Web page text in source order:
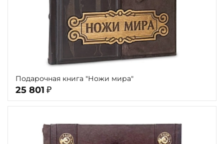
Подарочная книга "Ножи мира"
25 801 ₽